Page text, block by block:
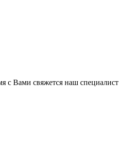
с Вами свяжется наш специалист
25% картой любого банка